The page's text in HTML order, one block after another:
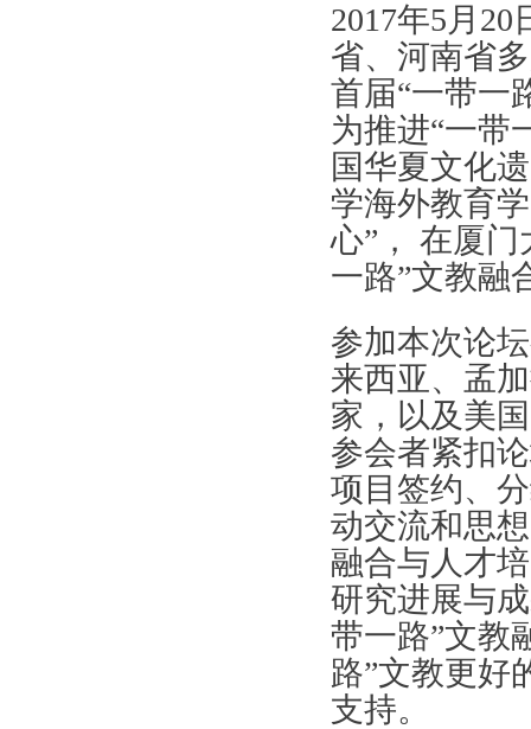
2017年5月
省、河南省
首届“一带一
为推进“一带
国华夏文化
学海外教育
心”， 在厦
一路”文教融
参加本次论
来西亚、孟
家，以及美
参会者紧扣
项目签约、
动交流和思
融合与人才
研究进展与
带一路”文教
路”文教更好
支持。